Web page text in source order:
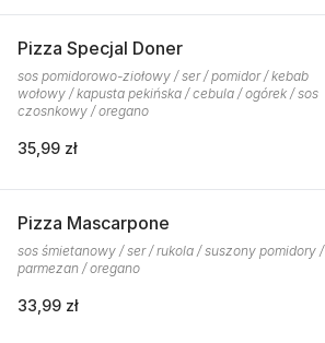
Pizza Specjal Doner
sos pomidorowo-ziołowy / ser / pomidor / kebab
wołowy / kapusta pekińska / cebula / ogórek / sos
czosnkowy / oregano
35,99 zł
Pizza Mascarpone
sos śmietanowy / ser / rukola / suszony pomidory /
parmezan / oregano
33,99 zł